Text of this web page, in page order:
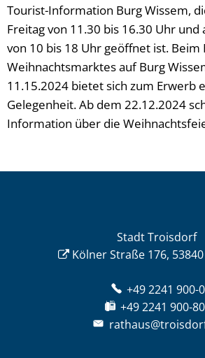
Tourist-Information Burg Wissem,
Freitag von 11.30 bis 16.30 Uhr und
von 10 bis 18 Uhr geöffnet ist. Beim
Weihnachtsmarktes auf Burg
11.15.2024 bietet sich zum Erwerb
Gelegenheit. Ab dem 22.12.2024
Information über die
Stadt Troisdorf
Kölner Straße 176,
+49 2241 900-0
+49 2241 900-